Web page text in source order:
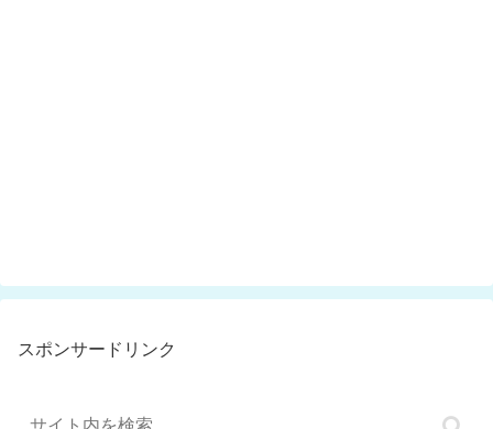
スポンサードリンク